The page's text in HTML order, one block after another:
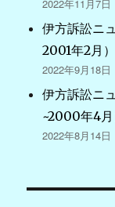
2022年11月7日
伊方訴訟ニ
2001年2月
2022年9月18日
伊方訴訟ニ
~2000年4月
2022年8月14日